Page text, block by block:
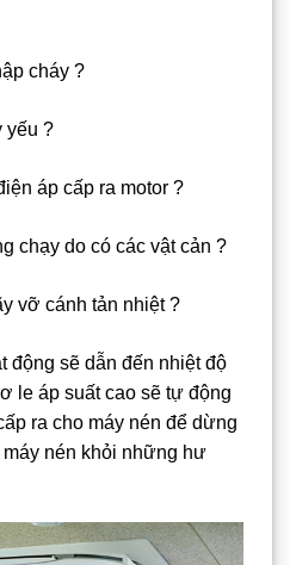
cháy ?
yếu ?
áp cấp ra motor ?
chạy do có các vật cản ?
vỡ cánh tản nhiệt ?
động sẽ dẫn đến nhiệt độ
le áp suất cao sẽ tự động
ra cho máy nén để dừng
máy nén khỏi những hư